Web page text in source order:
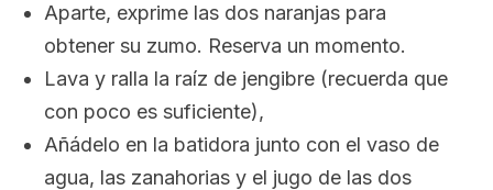
Aparte, exprime las dos naranjas para
obtener su zumo. Reserva un momento.
Lava y ralla la raíz de jengibre (recuerda que
con poco es suficiente),
Añádelo en la batidora junto con el vaso de
agua, las zanahorias y el jugo de las dos